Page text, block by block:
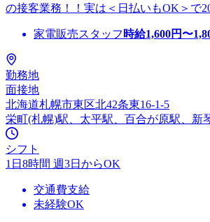
の接客業務！！実は＜日払いもOK＞で
家電販売スタッフ 時給1,600円〜
勤務地
面接地
北海道札幌市東区北42条東16-1-5
栄町(札幌)駅、太平駅、百合が原駅、新
シフト
1日8時間 週3日からOK
交通費支給
未経験OK